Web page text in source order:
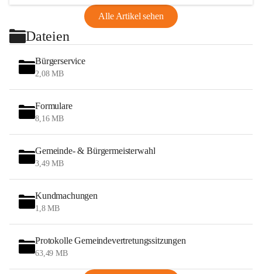
Alle Artikel sehen
Dateien
Bürgerservice
2,08 MB
Formulare
8,16 MB
Gemeinde- & Bürgermeisterwahl
3,49 MB
Kundmachungen
1,8 MB
Protokolle Gemeindevertretungssitzungen
63,49 MB